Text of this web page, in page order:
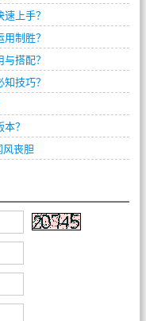
上手？
制胜？
搭配？
技巧？
？
风丧胆